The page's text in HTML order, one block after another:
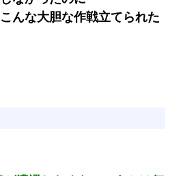
んな大胆な作戦立てられた